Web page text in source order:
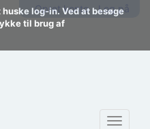
log-in. Ved at besøge
til brug af
Opret konto Log på
Toggle